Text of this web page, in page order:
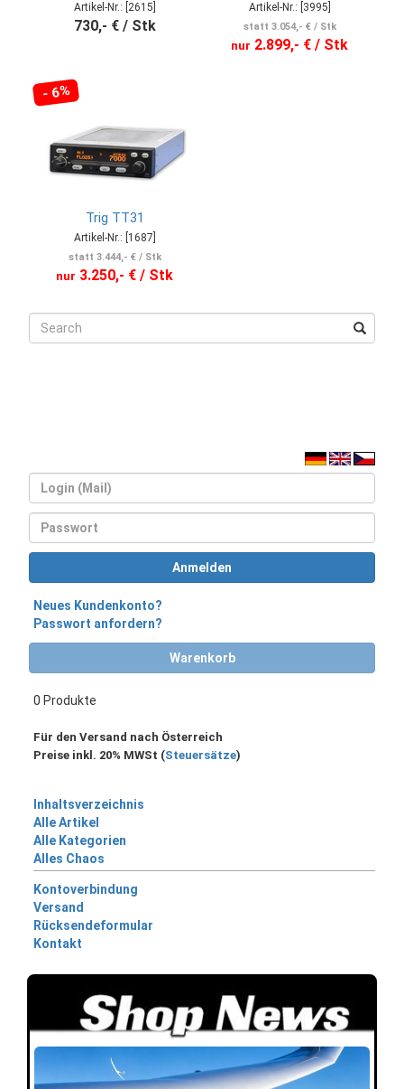
Artikel-Nr.: [2615]
730,- € / Stk
Artikel-Nr.: [3995]
statt 3.054,- € / Stk
nur 2.899,- € / Stk
- 6%
Trig TT31
Artikel-Nr.: [1687]
statt 3.444,- € / Stk
nur 3.250,- € / Stk
Login
Passwort
Anmelden
Neues Kundenkonto?
Passwort anfordern?
Warenkorb
0 Produkte
Für den Versand nach Österreich
Preise inkl. 20% MWSt (Steuersätze)
Inhaltsverzeichnis
Alle Artikel
Alle Kategorien
Alles Chaos
Kontoverbindung
Versand
Rücksendeformular
Kontakt